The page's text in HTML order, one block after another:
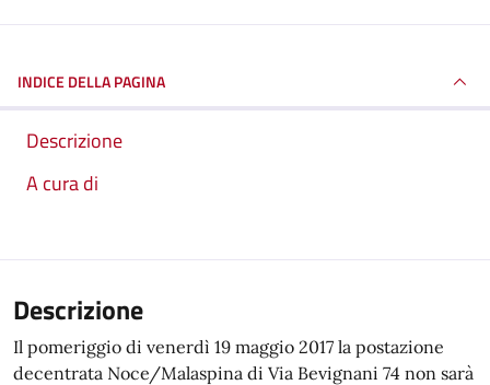
INDICE DELLA PAGINA
Descrizione
A cura di
Descrizione
Il pomeriggio di venerdì 19 maggio 2017 la postazione
decentrata Noce/Malaspina di Via Bevignani 74 non sarà